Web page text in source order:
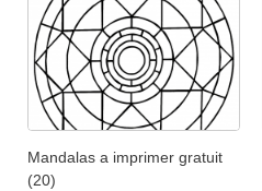
Mandalas a imprimer gratuit
(20)